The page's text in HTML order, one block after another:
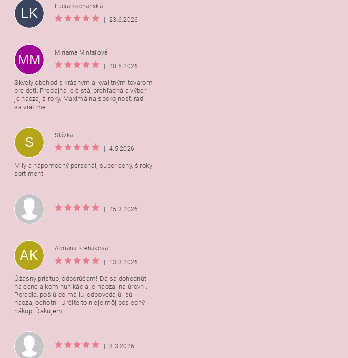
Vložením hodnotenie súhlasíte s
podmienkami ochrany osobných
LK
Lucia Kochanská
23.6.2026
MM
Miriama Mintaľová
20.5.2026
Skvelý obchod s krásnym a kvalitným tovarom
pre deti. Predajňa je čistá, prehľadná a výber
je naozaj široký. Maximálna spokojnosť, radi
sa vrátime.
S
Slávka
4.5.2026
Milý a nápomocný personál, super ceny, široký
sortiment.
25.3.2026
AK
Adriana Krehakova
13.3.2026
Úžasný prístup, odporúčam! Dá sa dohodnúť
na cene a kominunikácia je naozaj na úrovni.
Poradia, pošlú do mailu, odpovedajú- sú
naozaj ochotní. Určite to nieje môj posledný
nákup. Ďakujem
8.3.2026